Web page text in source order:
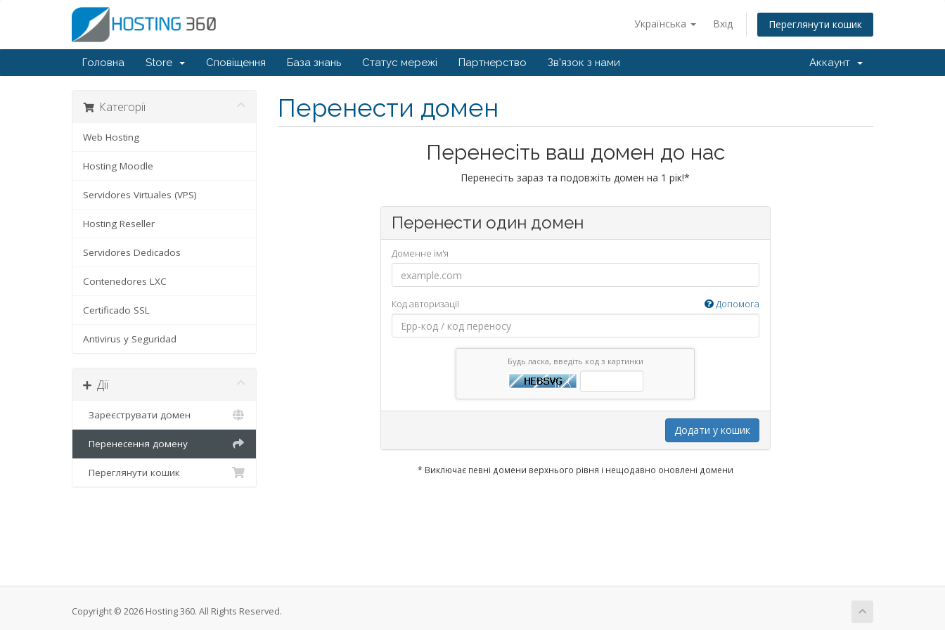
Українська Вхід Переглянути кошик
Головна Store Сповіщення База знань Статус мережі Партнерство Зв'язок з нами Аккаунт
Категорії
Web Hosting
Hosting Moodle
Servidores Virtuales (VPS)
Hosting Reseller
Servidores Dedicados
Contenedores LXC
Certificado SSL
Antivirus y Seguridad
Дії
Зареєструвати домен
Перенесення домену
Переглянути кошик
Перенести домен
Перенесіть ваш домен до нас
Перенесіть зараз та подовжіть домен на 1 рік!*
Перенести один домен
Доменне ім'я
Код авторизації Допомога
Будь ласка, введіть код з картинки
Додати у кошик
* Виключає певні домени верхнього рівня і нещодавно оновлені домени
Copyright © 2026 Hosting 360. All Rights Reserved.